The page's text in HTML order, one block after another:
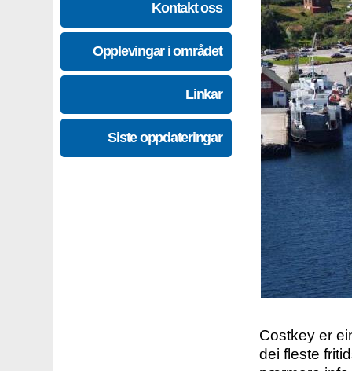
Kontakt oss
Opplevingar i området
Linkar
Siste oppdateringar
Costkey er
dei fleste